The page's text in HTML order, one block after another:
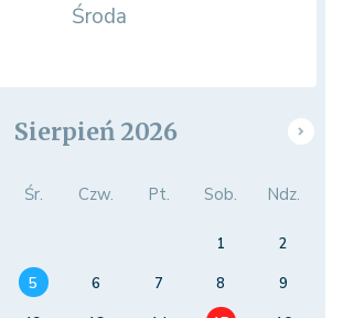
Środa
Sierpień 2026
Śr. Czw. Pt. Sob. Ndz.
1
2
5 6 7 8
9